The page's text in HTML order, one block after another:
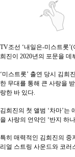
TV조선 ‘내일은-미스트롯
희진이 2020년의 포문을 데
‘미스트롯’ 출연 당시 김희
한 무대를 통해 큰 사랑을
랑한 바 있다.
김희진의 첫 앨범 ‘차마’는
을 사랑의 언약인 ‘반지 하
특히 매력적인 김희진의 중
리얼 스트링 사운드와 코러